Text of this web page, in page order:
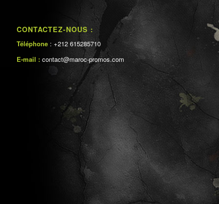
CONTACTEZ-NOUS :
Téléphone : +212 615285710
E-mail : contact@maroc-promos.com